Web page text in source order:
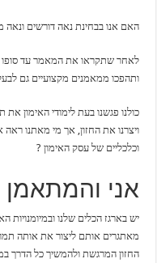
האם אנו בבחינת נאה דורשים ונאה
לאחר שתקראו את המאמר עד סופו
ותהפכו ממאמנים מקצועיים גם
כולנו פגשנו בעת לימודי האימון
ויצרנו את החזון, אך מי מאתנו ראה
וכלכליים של עסק האימון ?
אני והמתאמן
יש בארגז הכלים שלנו
מאתגרים אותם ליצור את אותה
החזון המרגשת ולהמשיך כל הדרך